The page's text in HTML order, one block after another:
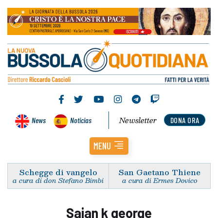
News Noticias DONA ORA
Newsletter
MENU
Schegge di vangelo
a cura di don Stefano Bimbi
San Gaetano Thiene
a cura di Ermes Dovico
Sajan k george